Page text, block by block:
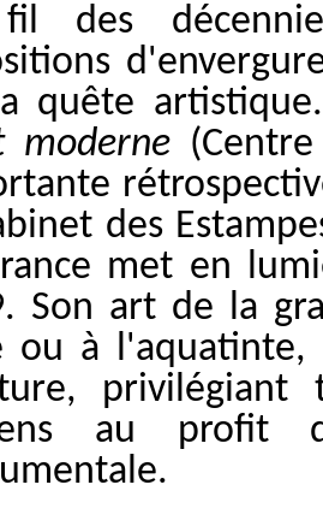
des
quête
moderne
des
met en
Son art de la
ou à l'aquatinte,
privilégiant
au profit